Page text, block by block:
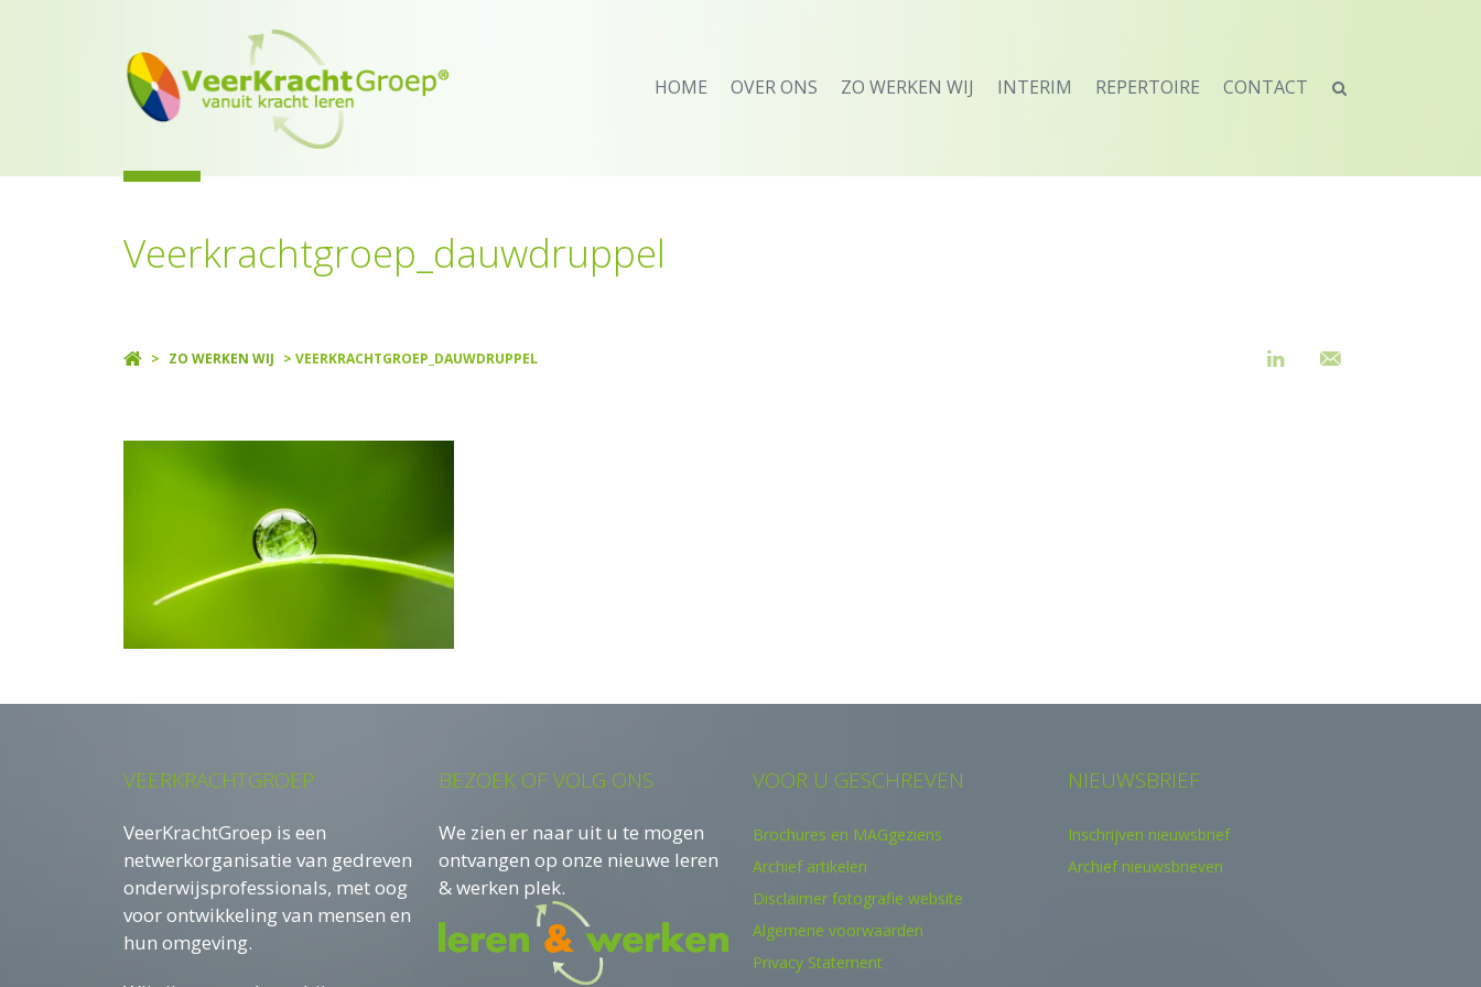
HOME OVER ONS ZO WERKEN WIJ INTERIM REPERTOIRE CONTACT
Veerkrachtgroep_dauwdruppel
> ZO WERKEN WIJ > VEERKRACHTGROEP_DAUWDRUPPEL
VEERKRACHTGROEP
VeerKrachtGroep is een
netwerkorganisatie van gedreven
onderwijsprofessionals, met oog
voor ontwikkeling van mensen en
hun omgeving.
BEZOEK OF VOLG ONS
We zien er naar uit u te mogen
ontvangen op onze nieuwe leren
& werken plek.
VOOR U GESCHREVEN
Brochures en MAGgeziens
Archief artikelen
Disclaimer fotografie website
Algemene voorwaarden
Privacy Statement
NIEUWSBRIEF
Inschrijven nieuwsbrief
Archief nieuwsbrieven